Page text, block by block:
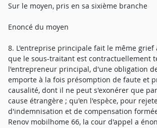
Sur le moyen, pris en sa sixième branche
Enoncé du moyen
8. L'entreprise principale fait le même grief
que le sous-traitant est contractuellement
l'entrepreneur principal, d'une obligation
emporte à la fois présomption de faute et
causalité, dont il ne peut s'exonérer que
cause étrangère ; qu'en l'espèce, pour
d'indemnisation et de compensation
Renov mobilhome 66, la cour d'appel a